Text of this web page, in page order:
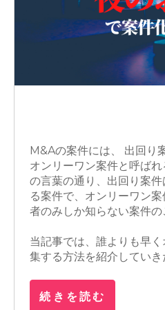
M&Aの案件には、 出回り
オンリーワン案件と呼ば
の言葉の通り、出回り案
る案件で、オンリーワン
者のみしか知らない案件の
当記事では、誰よりも早
集する方法を紹介していき
続きを読む